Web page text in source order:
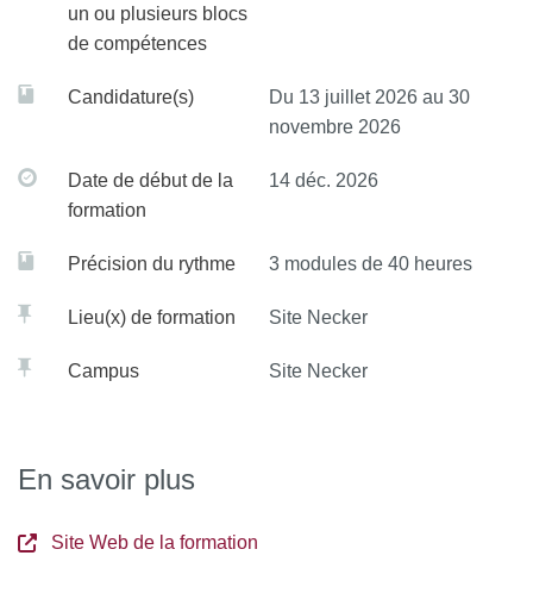
un ou plusieurs blocs
de compétences
Candidature(s)
Du 13 juillet 2026 au 30
novembre 2026
Date de début de la
formation
14 déc. 2026
Précision du rythme 3 modules de 40 heures
Lieu(x) de formation Site Necker
Campus Site Necker
En savoir plus
Site Web de la formation